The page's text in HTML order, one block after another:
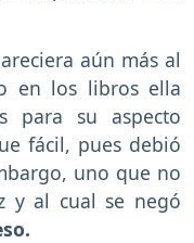
aún más al
en los libros ella
para su aspecto
fácil, pues debió
uno que no
y al cual se negó